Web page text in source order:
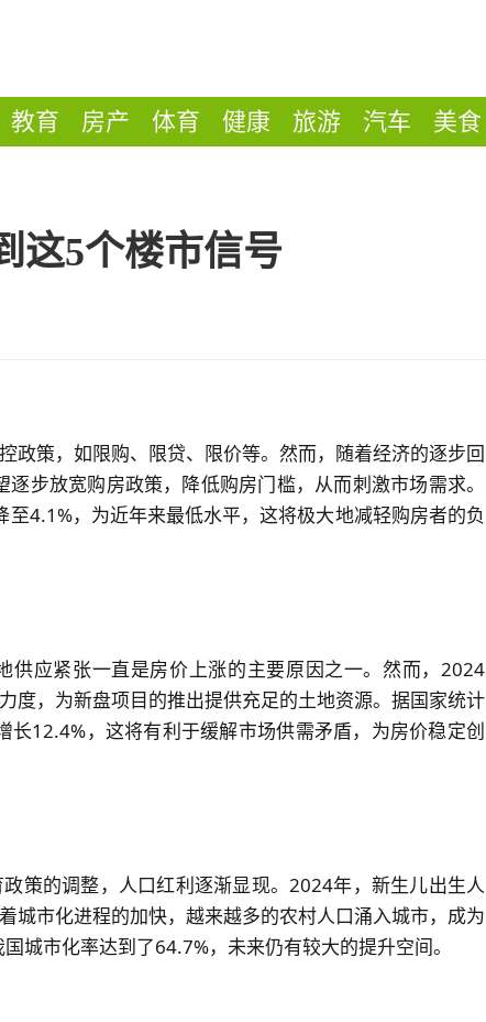
教育 房产 体育 健康 旅游 汽车 美食
这5个楼市信号
政策，如限购、限贷、限价等。然而，随着经济的逐步回
步放宽购房政策，降低购房门槛，从而刺激市场需求。
4.1%，为近年来最低水平，这将极大地减轻购房者的负
供应紧张一直是房价上涨的主要原因之一。然而，2024
度，为新盘项目的推出提供充足的土地资源。据国家统计
12.4%，这将有利于缓解市场供需矛盾，为房价稳定创
策的调整，人口红利逐渐显现。2024年，新生儿出生人
城市化进程的加快，越来越多的农村人口涌入城市，成为
城市化率达到了64.7%，未来仍有较大的提升空间。